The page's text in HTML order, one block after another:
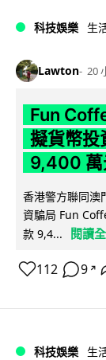
科技娛樂 生
Lawton 20
Fun
擬貨幣投
9,400 萬
香港警方聯同澳
資騙局 Fun
款 9,4...
閱讀
112 9 ↗
科技娛樂 生